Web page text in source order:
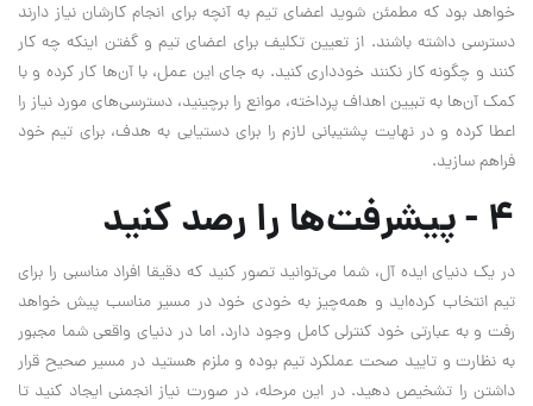
خواهد بود که مطمئن شوید اعضای تیم به آنچه برای انجام کارشان نیاز دارند
دسترسی داشته باشند. از تعیین تکلیف برای اعضای تیم و گفتن اینکه چه کار
کنند و چگونه کار نکنند خودداری کنید. به جای این عمل، با آن‌ها کار کرده و با
کمک آن‌ها به تبیین اهداف پرداخته، موانع را برچینید، دسترسی‌های مورد نیاز را
اعطا کرده و در نهایت پشتیبانی لازم را برای دستیابی به هدف، برای تیم خود
فراهم سازید.
۴ - پیشرفت‌ها را رصد کنید
در یک دنیای ایده آل، شما می‌توانید تصور کنید که دقیقا افراد مناسبی را برای
تیم انتخاب کرده‌اید و همه‌چیز به خودی خود در مسیر مناسب پیش خواهد
رفت و به عبارتی خود کنترلی کامل وجود دارد. اما در دنیای واقعی شما مجبور
به نظارت و تایید صحت عملکرد تیم بوده و ملزم هستید در مسیر صحیح قرار
داشتن را تشخیص دهید. در این مرحله، در صورت نیاز انجمنی ایجاد کنید تا